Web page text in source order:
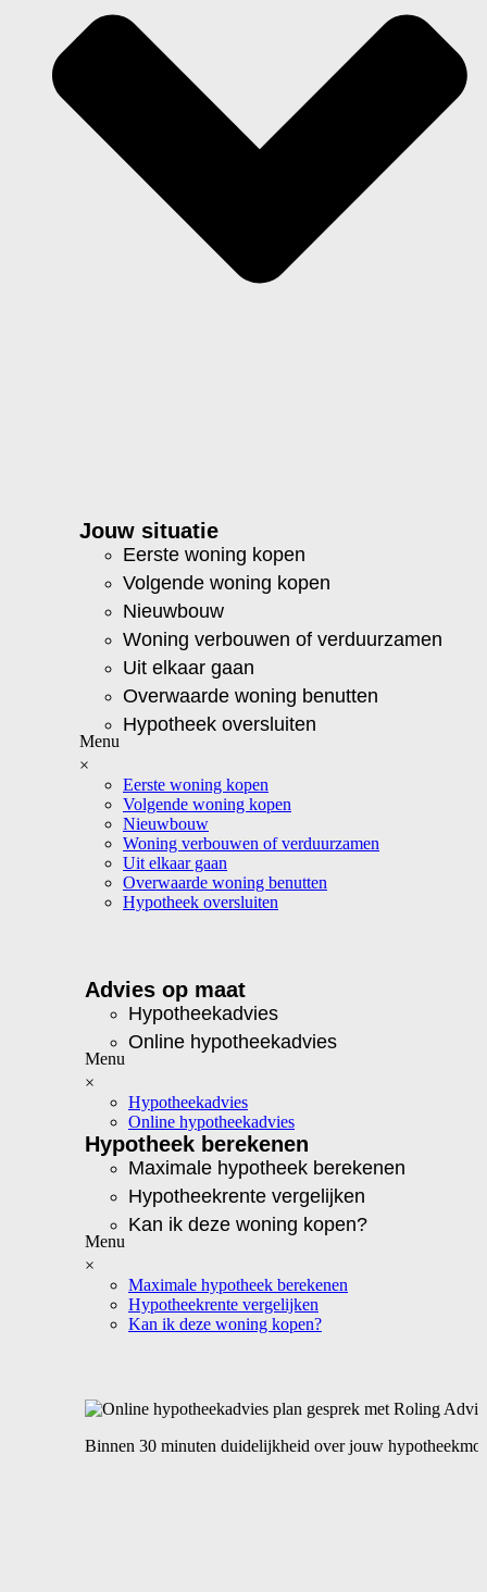
Jouw situatie
Eerste woning kopen
Volgende woning kopen
Nieuwbouw
Woning verbouwen of verduurzamen
Uit elkaar gaan
Overwaarde woning benutten
Hypotheek oversluiten
×
Eerste woning kopen
Volgende woning kopen
Nieuwbouw
Woning verbouwen of verduurzamen
Uit elkaar gaan
Overwaarde woning benutten
Hypotheek oversluiten
Advies op maat
Hypotheekadvies
Online hypotheekadvies
×
Hypotheekadvies
Online hypotheekadvies
Hypotheek berekenen
Maximale hypotheek berekenen
Hypotheekrente vergelijken
Kan ik deze woning kopen?
×
Maximale hypotheek berekenen
Hypotheekrente vergelijken
Kan ik deze woning kopen?
Binnen 30 minuten duidelijkheid over jouw